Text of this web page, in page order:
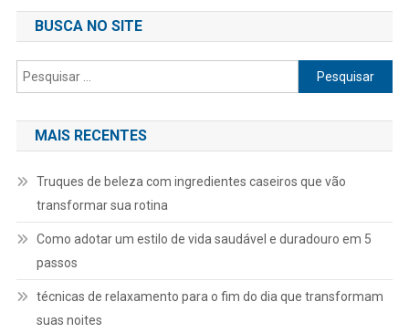
BUSCA NO SITE
Pesquisar
por:
MAIS RECENTES
Truques de beleza com ingredientes caseiros que vão
transformar sua rotina
Como adotar um estilo de vida saudável e duradouro em 5
passos
técnicas de relaxamento para o fim do dia que transformam
suas noites